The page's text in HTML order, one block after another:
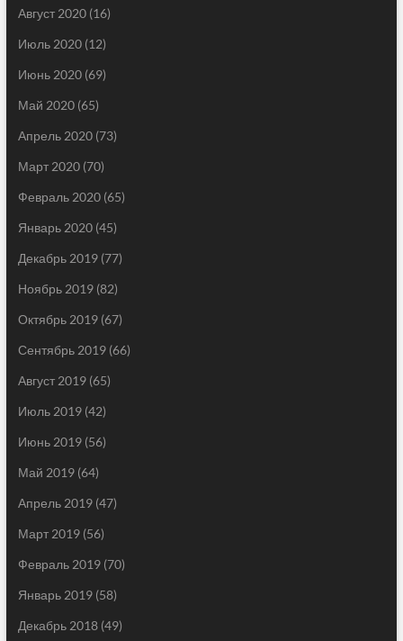
Август 2020(16)
Июль 2020(12)
Июнь 2020(69)
Май 2020(65)
Апрель 2020(73)
Март 2020(70)
Февраль 2020(65)
Январь 2020(45)
Декабрь 2019(77)
Ноябрь 2019(82)
Октябрь 2019(67)
Сентябрь 2019(66)
Август 2019(65)
Июль 2019(42)
Июнь 2019(56)
Май 2019(64)
Апрель 2019(47)
Март 2019(56)
Февраль 2019(70)
Январь 2019(58)
Декабрь 2018(49)